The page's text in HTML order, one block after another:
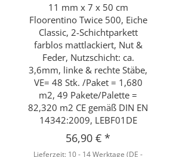
Schnellkauf
11 mm x 7 x 50 cm
Floorentino Twice 500, Eiche
Classic, 2-Schichtparkett
farblos mattlackiert, Nut &
Feder, Nutzschicht: ca.
3,6mm, linke & rechte Stäbe,
VE= 48 Stk. /Paket = 1,680
m2, 49 Pakete/Palette =
82,320 m2 CE gemäß DIN EN
14342:2009, LEBF01DE
56,90 €*
Lieferzeit: 10 - 14 Werktage(DE -